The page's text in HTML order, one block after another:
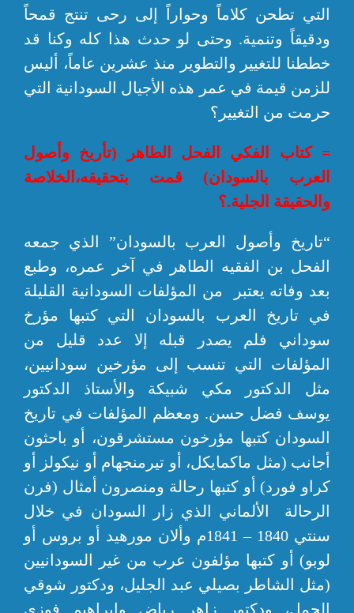
التي تطحن كلاماً وحواراً إلى رحى تنتج قمحاً
ودقيقاً وتنمية. وحتى لو حدث هذا كله وكنا قد
خططنا للتغيير والتطوير منذ عشرين عاماً، أليس
للزمن قيمة في عمر هذه الأجيال السودانية التي
حرمت من التغيير؟
= كتاب الفكي الفحل الطاهر (تأريخ وأصول
العرب بالسودان) قمت بتحقيقه،الخلاصة
والحقيقة الجلية.؟
“تاريخ وأصول العرب بالسودان” الذي جمعه
الفحل بن الفقيه الطاهر في آخر عمره، وطبع
بعد وفاته يعتبر من المؤلفات السودانية القليلة
في تاريخ العرب بالسودان التي كتبها مؤرخ
سوداني فلم يصدر قبله إلا عدد قليل من
المؤلفات التي تنسب إلى مؤرخين سودانيين،
مثل الدكتور مكي شبيكة والأستاذ الدكتور
يوسف فضل حسن. ومعظم المؤلفات في تاريخ
السودان كتبها مؤرخون مستشرقون، أو باحثون
أجانب (مثل ماكمايكل، أو تيرمنجهام أو نيكولز أو
كراو فورد) أو كتبها رحالة ومنصرون أمثال (فرن
الرحالة الألماني الذي زار السودان في خلال
سنتي 1840 – 1841م وألان مورهيد أو بروس أو
لوبو) أو كتبها مؤلفون عرب من غير السودانيين
(مثل الشاطر بصيلي عبد الجليل، ودكتور شوقي
الجمل، ودكتور زاهر رياض وابراهيم فوزي